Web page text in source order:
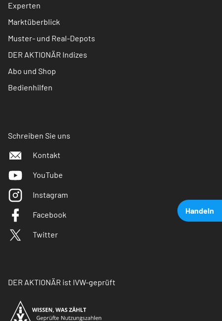
Handeln
Experten
Marktüberblick
Muster- und Real-Depots
DER AKTIONÄR Indizes
Abo und Shop
Bedienhilfen
Schreiben Sie uns
Kontakt
YouTube
Instagram
Facebook
Twitter
DER AKTIONÄR ist IVW-geprüft